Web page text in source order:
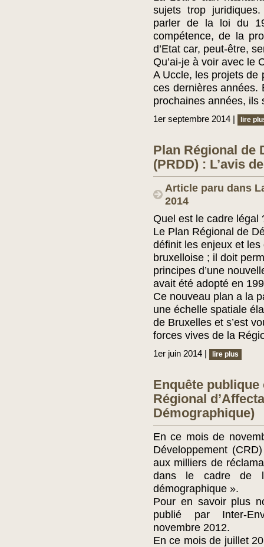
sujets trop
parler de la loi du
compétence, de la
d’Etat car, peut-être,
Qu’ai-je à voir avec le
A Uccle, les projets de
ces dernières années.
prochaines années,
1er septembre 2014 | lire
Plan Régional de
(PRDD) : L’avis
Article paru dans
2014
Quel est le cadre légal
Le Plan Régional de
définit les enjeux et
bruxelloise ; il doit
principes d’une
avait été adopté en
Ce nouveau plan a la
une échelle spatiale
de Bruxelles et s’est
forces vives de la
1er juin 2014 | lire plus
Enquête
Régional
Démographique)
En ce mois de
Développement
aux milliers de
dans le cadre de
démographique ».
Pour en savoir plus
publié par Inter-
novembre 2012.
En ce mois de juillet